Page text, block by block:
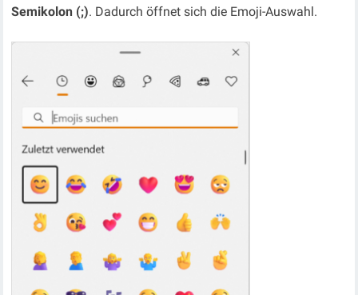
Semikolon (;). Dadurch öffnet sich die Emoji-Auswahl.